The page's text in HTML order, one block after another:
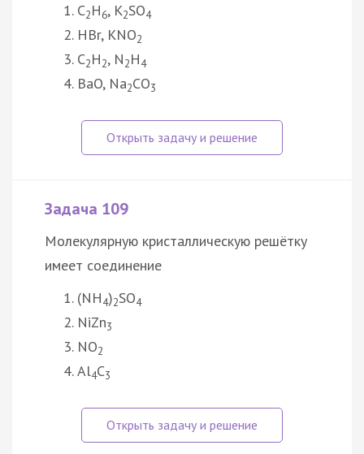
C2H6, K2SO4
HBr, KNO2
C2H2, N2H4
BaO, Na2CO3
Задача 109
Молекулярную кристаллическую решётку
имеет соединение
(NH4)2SO4
NiZn3
NO2
Al4C3